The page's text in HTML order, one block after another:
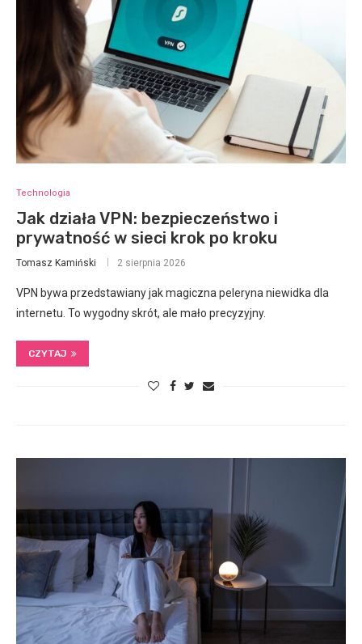
Technologia
Jak działa VPN: bezpieczeństwo i
prywatność w sieci krok po kroku
Tomasz Kamiński 2 sierpnia 2026
VPN bywa przedstawiany jak magiczna peleryna niewidka dla
internetu. To wygodny skrót, ale mało precyzyjny.
CZYTAJ